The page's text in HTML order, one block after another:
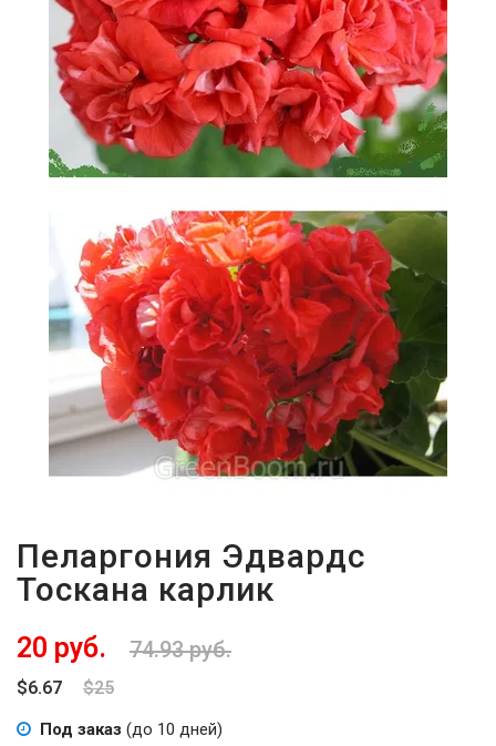
ВОЙТИ
ЗАБЫЛИ
ПАРОЛЬ?
Пеларгония Эдвардс
Тоскана карлик
20 руб. 74.93 руб.
$6.67 $25
Под заказ (до 10 дней)